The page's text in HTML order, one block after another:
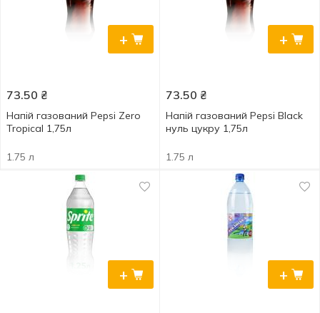
+
73.50 ₴
Напій газований Pepsi Zero
Tropical 1,75л
1.75 л
+
73.50 ₴
Напій газований Pepsi Black
нуль цукру 1,75л
1.75 л
+ +